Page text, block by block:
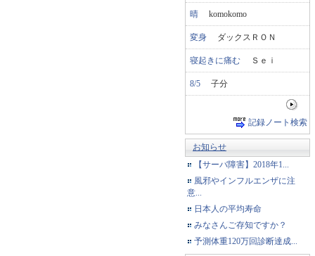
晴 komokomo
変身 ダックスＲＯＮ
寝起きに痛む Ｓｅｉ
8/5 子分
記録ノート検索
お知らせ
【サーバ障害】2018年1...
風邪やインフルエンザに注
意...
日本人の平均寿命
みなさんご存知ですか？
予測体重120万回診断達成...